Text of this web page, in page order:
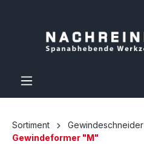
Sortiment Gewindeschneider
Gewindeformer "M"